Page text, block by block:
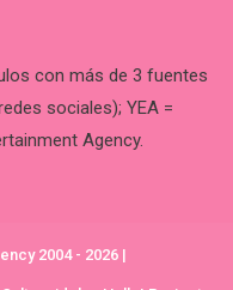
con más de 3 fuentes
sociales); YEA =
Agency.
2004 - 2026 |